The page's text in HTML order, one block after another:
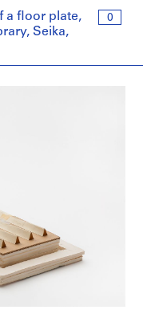
0
a floor plate,
Seika,